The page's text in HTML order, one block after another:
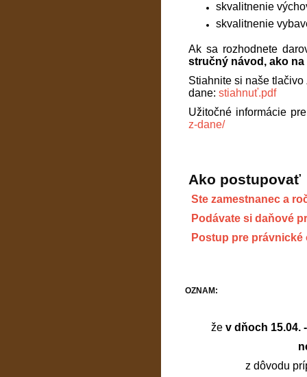
skvalitnenie
skvalitnenie
Ak sa rozhodnete
stručný návod, ako na
Stiahnite si naše
dane: stiahnuť.pdf
Užitočné informácie
z-dane/
Ako postupovať
Ste zamestnanec a
Podávate si daňové
Postup pre právnické
OZNAM:
že v dňoch 15.04.
z dôvodu